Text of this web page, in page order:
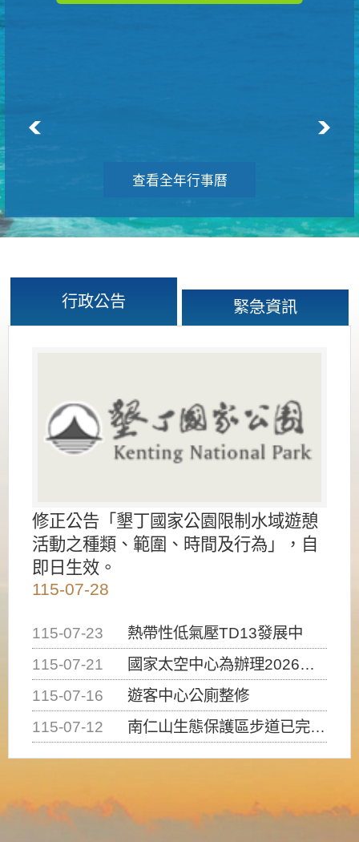
查看全年行事曆
行政公告 緊急資訊
修正公告「墾丁國家公園限制水域遊憩
活動之種類、範圍、時間及行為」，自
即日生效。
115-07-28
115-07-23
熱帶性低氣壓TD13發展中
115-07-21
國家太空中心為辦理2026台灣盃火箭競賽，陸、海、空域警戒及協調相關事宜，因颱風備案事宜
115-07-16
遊客中心公廁整修
115-07-12
南仁山生態保護區步道已完成修復，自115年7月13日（星期一）起恢復開放入園，歡迎民眾依規定申請入園....